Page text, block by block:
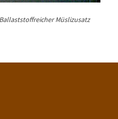
Müslizusatz